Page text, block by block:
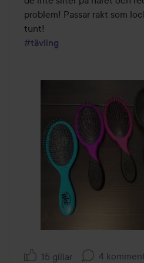
problem! Passar rakt som
#tävling
15 gillar 4